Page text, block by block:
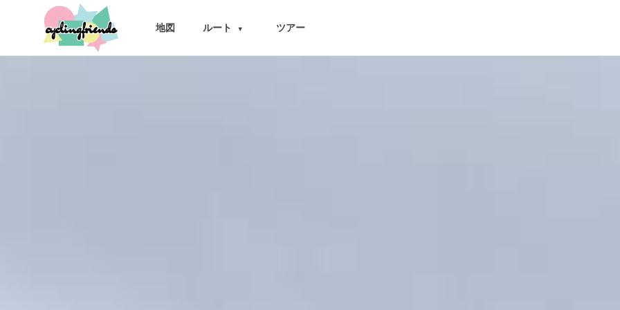
cyclingfriends 地図 ルート ▾ ツアー